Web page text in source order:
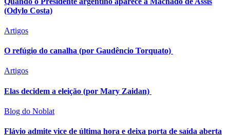
(Odylo Costa)
Artigos
O refúgio do canalha (por Gaudêncio Torquato)
Artigos
Elas decidem a eleição (por Mary Zaidan)
Blog do Noblat
Flávio admite vice de última hora e deixa porta de saída aberta